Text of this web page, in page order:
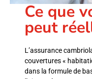
Ce que
peut
L’assurance
couvertures «
dans la formule de